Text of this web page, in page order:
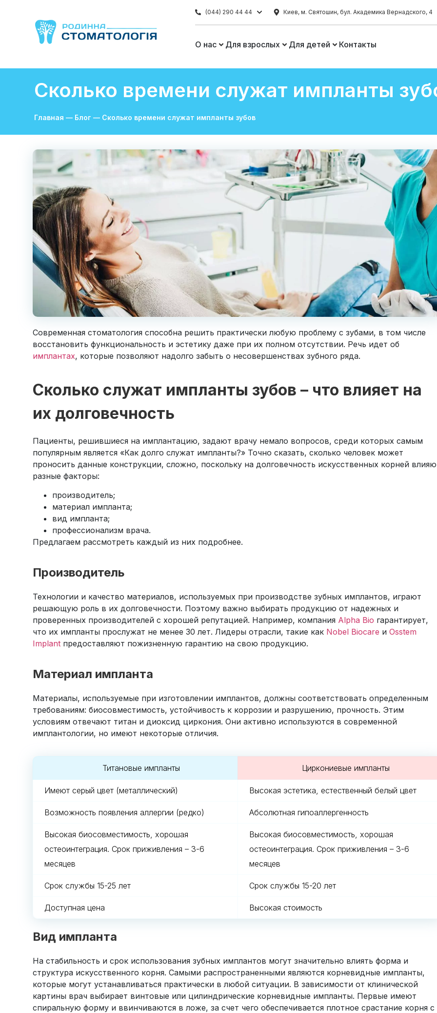
(044) 290 44 44 Киев, м. Святошин, бул. Академика Вернадского, 4
О нас Для взрослых Для детей Контакты
Сколько времени служат импланты
Главная — Блог — Сколько времени служат импланты зубов
Современная стоматология способна решить практически любую проблему с зубами, в том числе
восстановить функциональность и эстетику даже при их полном отсутствии. Речь идет об
имплантах, которые позволяют надолго забыть о несовершенствах зубного ряда.
Сколько служат импланты зубов – что влияет на
их долговечность
Пациенты, решившиеся на имплантацию, задают врачу немало вопросов, среди которых самым
популярным является «Как долго служат импланты?» Точно сказать, сколько человек может
проносить данные конструкции, сложно, поскольку на долговечность искусственных корней
разные факторы:
производитель;
материал импланта;
вид импланта;
профессионализм врача.
Предлагаем рассмотреть каждый из них подробнее.
Производитель
Технологии и качество материалов, используемых при производстве зубных имплантов, играют
решающую роль в их долговечности. Поэтому важно выбирать продукцию от надежных и
проверенных производителей с хорошей репутацией. Например, компания Alpha Bio гарантирует,
что их импланты прослужат не менее 30 лет. Лидеры отрасли, такие как Nobel Biocare и Osstem
Implant предоставляют пожизненную гарантию на свою продукцию.
Материал импланта
Материалы, используемые при изготовлении имплантов, должны соответствовать определенным
требованиям: биосовместимость, устойчивость к коррозии и разрушению, прочность. Этим
условиям отвечают титан и диоксид циркония. Они активно используются в современной
имплантологии, но имеют некоторые отличия.
Титановые импланты Циркониевые импланты
Имеют серый цвет (металлический) Высокая эстетика, естественный белый цвет
Возможность появления аллергии (редко) Абсолютная гипоаллергенность
Высокая биосовместимость, хорошая
остеоинтеграция. Срок приживления – 3-6
месяцев
Высокая биосовместимость, хорошая
остеоинтеграция. Срок приживления – 3-6
месяцев
Срок службы 15-25 лет Срок службы 15-20 лет
Доступная цена Высокая стоимость
Вид импланта
На стабильность и срок использования зубных имплантов могут значительно влиять форма и
структура искусственного корня. Самыми распространенными являются корневидные импланты,
которые могут устанавливаться практически в любой ситуации. В зависимости от клинической
картины врач выбирает винтовые или цилиндрические корневидные импланты. Первые имеют
спиральную форму и ввинчиваются в ложе, за счет чего обеспечивается плотное срастание корня с
Какие этапы эндодонтического
Эндодонтия – отрасль стоматологии,
которая дарит вторую…
Подробнее
Когда родители замечают у ребенка
покраснение, отек…
Подробнее